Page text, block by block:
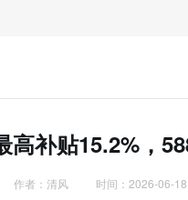
补贴15.2%，
作者：清风 时间：2026-06-